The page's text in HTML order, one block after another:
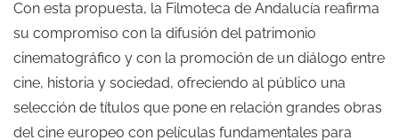
Con esta propuesta, la Filmoteca de Andalucía reafirma
su compromiso con la difusión del patrimonio
cinematográfico y con la promoción de un diálogo entre
cine, historia y sociedad, ofreciendo al público una
selección de títulos que pone en relación grandes obras
del cine europeo con películas fundamentales para